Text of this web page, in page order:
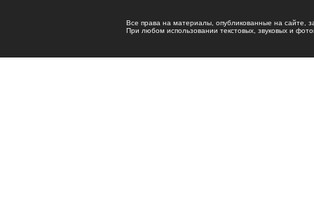
Все права на материалы, опубликованные на сайте,
При любом использовании текстовых, звуковых и